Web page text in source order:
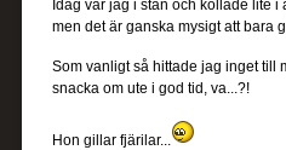
Idag var jag i stan och kollade lite i
men det är ganska mysigt att bara
Som vanligt så hittade jag inget till
snacka om ute i god tid, va...?!
Hon gillar fjärilar...